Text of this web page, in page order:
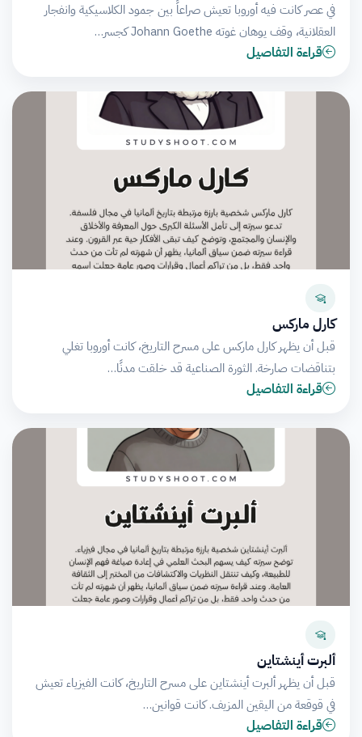
في عصر كانت فيه أوروبا تعيش صراعاً بين جمود الكلاسيكية وانفجار
العقلانية، وقف يوهان غوته Johann Goethe كجسر…
قراءة التفاصيل
كارل ماركس
قبل أن يظهر كارل ماركس على مسرح التاريخ، كانت أوروبا تغلي
بتناقضات صارخة. الثورة الصناعية قد خلقت مدنًا…
قراءة التفاصيل
ألبرت أينشتاين
قبل أن يظهر ألبرت أينشتاين على مسرح التاريخ، كانت الفيزياء تعيش
في قوقعة من اليقين المزيف. كانت قوانين…
قراءة التفاصيل